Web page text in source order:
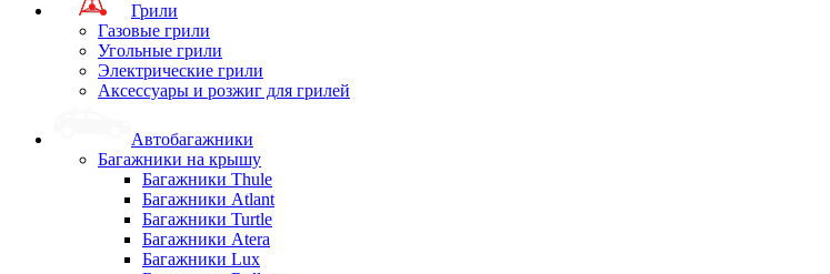
Грили
Газовые грили
Угольные грили
Электрические грили
Аксессуары и розжиг для грилей
Автобагажники
Багажники на крышу
Багажники Thule
Багажники Atlant
Багажники Turtle
Багажники Atera
Багажники Lux